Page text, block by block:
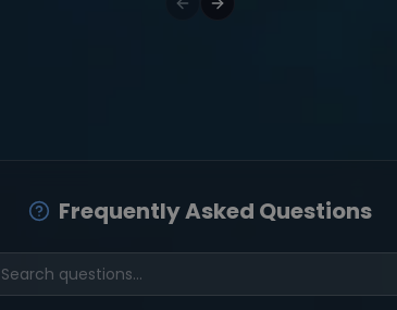
Frequently Asked Questions